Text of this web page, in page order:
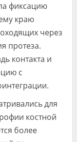
фиксацию
краю
через
протеза.
контакта и
с
для
костной
более